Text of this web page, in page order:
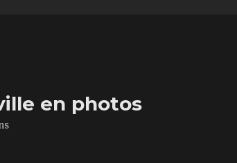
en photos